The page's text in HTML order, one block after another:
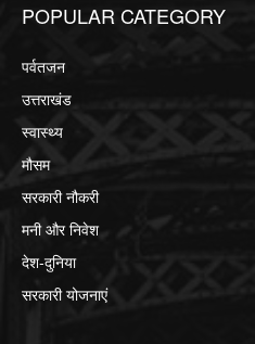
POPULAR CATEGORY
पर्वतजन
उत्तराखंड
स्वास्थ्य
मौसम
सरकारी नौकरी
मनी और निवेश
देश-दुनिया
सरकारी योजनाएं